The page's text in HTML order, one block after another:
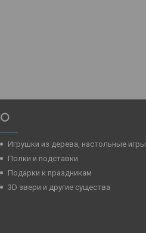
⭕
Игрушки из дерева, настольные игры
Полки и подставки
Подарки к праздникам
3D звери и другие существа